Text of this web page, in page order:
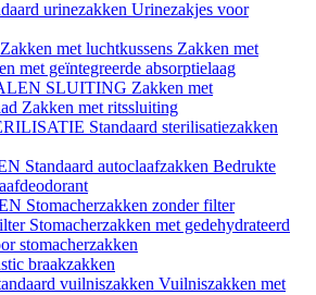
urinezakken Urinezakjes voor
Zakken met luchtkussens Zakken met
met geïntegreerde absorptielaag
SLUITING Zakken met
Zakken met ritssluiting
Standaard sterilisatiezakken
Standaard autoclaafzakken Bedrukte
Stomacherzakken zonder filter
Stomacherzakken met gedehydrateerd
stomacherzakken
braakzakken
vuilniszakken Vuilniszakken met